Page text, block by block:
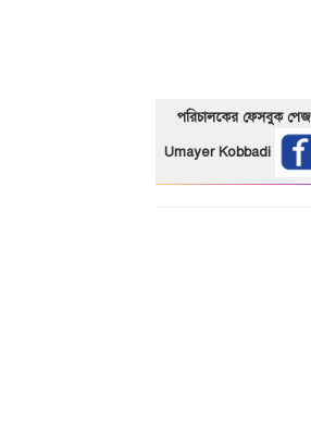
পরিচালকের ফেসবুক পেজ
Umayer Kobbadi